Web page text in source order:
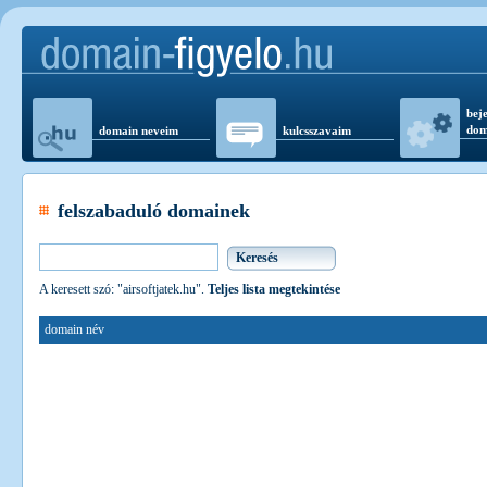
domain neveim kulcsszavaim
felszabaduló domainek
A keresett szó: "airsoftjatek.hu". Teljes lista megtekintése
domain név